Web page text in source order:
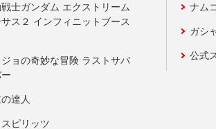
士ガンダム エクストリーム
ス２ インフィニットブース
ョの奇妙な冒険 ラストサバ
達人
ピリッツ
ナム
ガシ
公式